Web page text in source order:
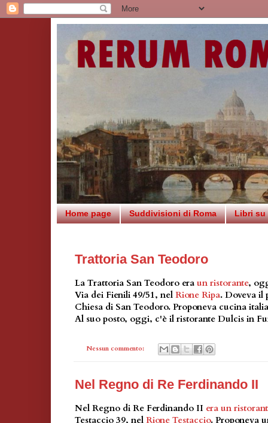
Home page Suddivisioni di Roma Libri su
Trattoria San Teodoro
La Trattoria San Teodoro era un ristorante,
Via dei Fienili 49/51, nel Rione Ripa. Doveva il
Chiesa di San Teodoro. Proponeva cucina
Al suo posto, oggi, c'è il ristorante Dulcis in
Nessun commento:
Nel Regno di Re Ferdinando II
Nel Regno di Re Ferdinando II era un
Testaccio 39, nel Rione Testaccio. Proponeva